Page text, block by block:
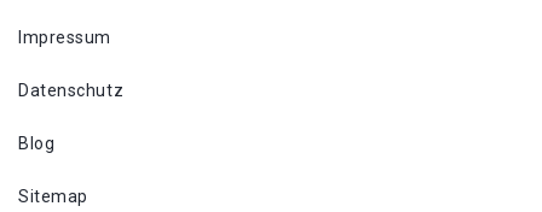
Impressum
Datenschutz
Blog
Sitemap